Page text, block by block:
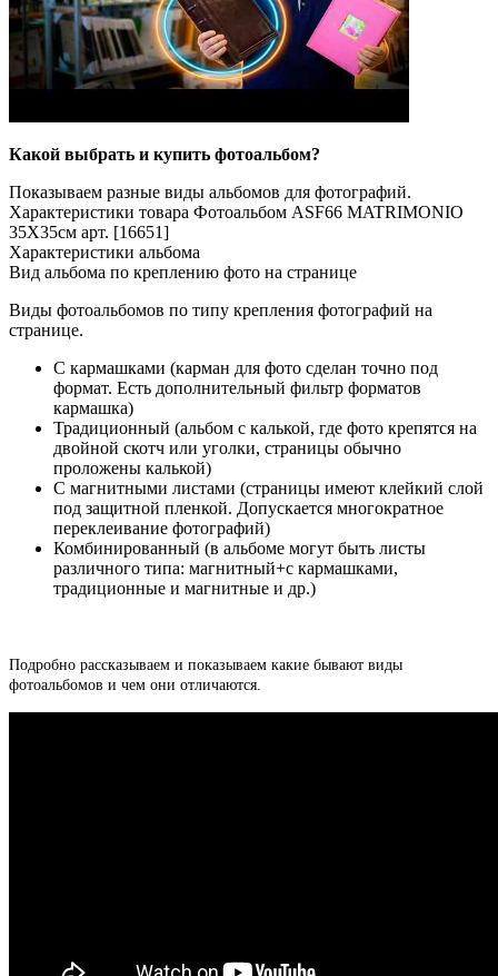
Какой выбрать и купить фотоальбом?
Показываем разные виды альбомов для фотографий.
Характеристики товара Фотоальбом ASF66 MATRIMONIO
35X35см арт. [16651]
Характеристики альбома
Вид альбома по креплению фото на странице
Виды фотоальбомов по типу крепления фотографий на
странице.
С кармашками (карман для фото сделан точно под
формат. Есть дополнительный фильтр форматов
кармашка)
Традиционный (альбом с калькой, где фото крепятся на
двойной скотч или уголки, страницы обычно
проложены калькой)
С магнитными листами (страницы имеют клейкий слой
под защитной пленкой. Допускается многократное
переклеивание фотографий)
Комбинированный (в альбоме могут быть листы
различного типа: магнитный+с кармашками,
традиционные и магнитные и др.)
Подробно рассказываем и показываем какие бывают виды
фотоальбомов и чем они отличаются.